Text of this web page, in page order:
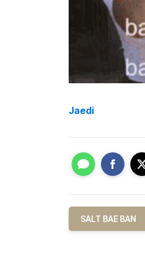
Jaedi
SALT BAE BAN